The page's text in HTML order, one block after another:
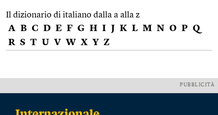
Il dizionario di italiano dalla a alla z
A B C D E F G H I J K L M N O P Q
R S T U V W X Y Z
PUBBLICITÀ